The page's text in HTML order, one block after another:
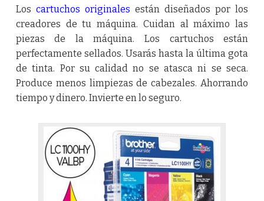
Los cartuchos originales están diseñados por los
creadores de tu máquina. Cuidan al máximo las
piezas de la máquina. Los cartuchos están
perfectamente sellados. Usarás hasta la última gota
de tinta. Por su calidad no se atasca ni se seca.
Produce menos limpiezas de cabezales. Ahorrando
tiempo y dinero. Invierte en lo seguro.